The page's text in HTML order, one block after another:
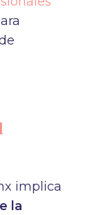
implica
la